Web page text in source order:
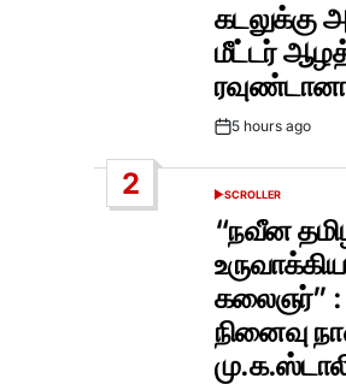
கடலுக்கு
மீட்டர்
Post5 hours ago
2
POSTED
SCROLLER
“நவீன
உருவாக்கிய
கலைஞர்”
நினைவு